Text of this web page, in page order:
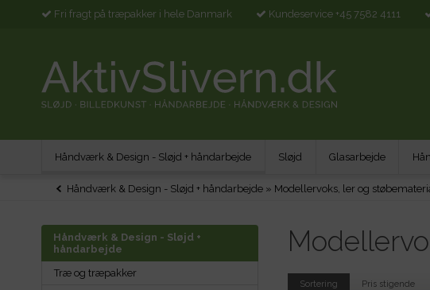
Fri fragt på træpakker i hele Danmark Kundeservice +45 7582 4111
Håndværk & Design - Sløjd + håndarbejde Sløjd Glasarbejde
Håndværk & Design - Sløjd + håndarbejde » Modellervoks, ler og
Håndværk & Design - Sløjd +
håndarbejde
Træ og træpakker
Sortering Pris stigende